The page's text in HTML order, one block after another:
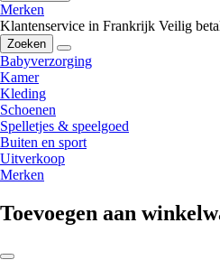
Merken
Klantenservice in Frankrijk Veilig
Zoeken
Babyverzorging
Kamer
Kleding
Schoenen
Spelletjes & speelgoed
Buiten en sport
Uitverkoop
Merken
Toevoegen aan